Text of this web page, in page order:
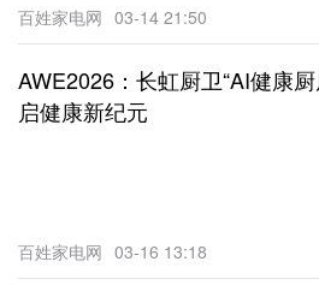
百姓家电网 03-14 21:50
AWE2026：长虹厨卫“AI健康
启健康新纪元
百姓家电网 03-16 13:18